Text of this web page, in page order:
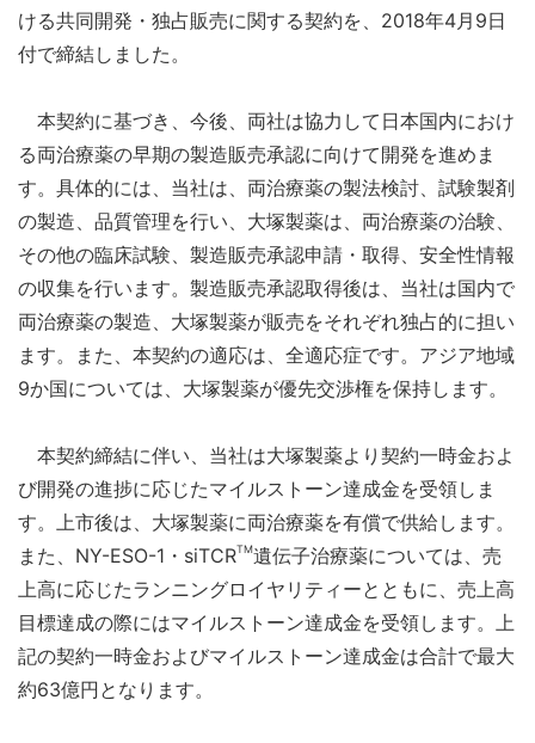
ける共同開発・独占販売に関する契約を、2018年4月9日
付で締結しました。
本契約に基づき、今後、両社は協力して日本国内におけ
る両治療薬の早期の製造販売承認に向けて開発を進めま
す。具体的には、当社は、両治療薬の製法検討、試験製剤
の製造、品質管理を行い、大塚製薬は、両治療薬の治験、
その他の臨床試験、製造販売承認申請・取得、安全性情報
の収集を行います。製造販売承認取得後は、当社は国内で
両治療薬の製造、大塚製薬が販売をそれぞれ独占的に担い
ます。また、本契約の適応は、全適応症です。アジア地域
9か国については、大塚製薬が優先交渉権を保持します。
本契約締結に伴い、当社は大塚製薬より契約一時金およ
び開発の進捗に応じたマイルストーン達成金を受領しま
す。上市後は、大塚製薬に両治療薬を有償で供給します。
また、NY-ESO-1・siTCRTM遺伝子治療薬については、売
上高に応じたランニングロイヤリティーとともに、売上高
目標達成の際にはマイルストーン達成金を受領します。上
記の契約一時金およびマイルストーン達成金は合計で最大
約63億円となります。